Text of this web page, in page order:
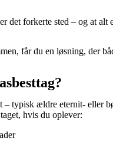
det forkerte sted – og at alt
får du en løsning, der
– typisk ældre eternit- eller
hvis du oplever: